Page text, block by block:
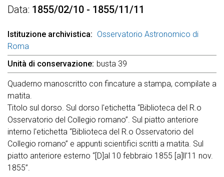
Data 1855/02/10 - 1855/11/11
Istituzione archivistica
Osservatorio Astronomico di
Roma
Unità di conservazione busta 39
Quaderno manoscritto con fincature a stampa, compilate a
matita.
Titolo sul dorso. Sul dorso l'etichetta “Biblioteca del R.o
Osservatorio del Collegio romano”. Sul piatto anteriore
interno l'etichetta “Biblioteca del R.o Osservatorio del
Collegio romano” e appunti scientifici scritti a matita. Sul
piatto anteriore esterno “[D]al 10 febbraio 1855 [a]ll’11 nov.
1855”.